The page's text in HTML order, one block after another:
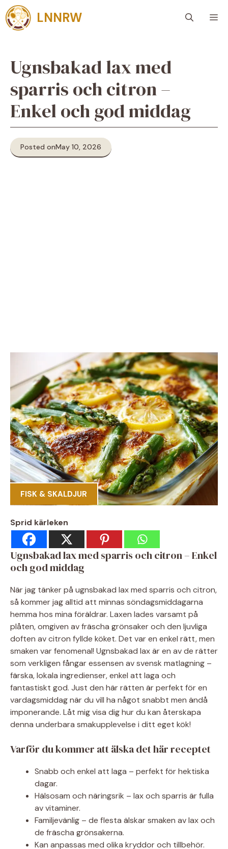
Skip
to
content
LNNRW
Ugnsbakad lax med
sparris och citron –
Enkel och god middag
Posted onMay 10, 2026
FISK & SKALDJUR
Sprid kärleken
Ugnsbakad lax med sparris och citron – Enkel
och god middag
När jag tänker på ugnsbakad lax med sparris och citron,
så kommer jag alltid att minnas söndagsmiddagarna
hemma hos mina föräldrar. Laxen lades varsamt på
plåten, omgiven av fräscha grönsaker och den ljuvliga
doften av citron fyllde köket. Det var en enkel rätt, men
smaken var fenomenal! Ugnsbakad lax är en av de rätter
som verkligen fångar essensen av svensk matlagning –
färska, lokala ingredienser, enkel att laga och
fantastiskt god. Just den här rätten är perfekt för en
vardagsmiddag när du vill ha något snabbt men ändå
imponerande. Låt mig visa dig hur du kan återskapa
denna underbara smakupplevelse i ditt eget kök!
Varför du kommer att älska det här receptet
Snabb och enkel att laga – perfekt för hektiska
dagar.
Hälsosam och näringsrik – lax och sparris är fulla
av vitaminer.
Familjevänlig – de flesta älskar smaken av lax och
de fräscha grönsakerna.
Kan anpassas med olika kryddor och tillbehör.